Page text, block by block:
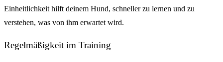
Einheitlichkeit hilft deinem Hund, schneller zu lernen und zu
verstehen, was von ihm erwartet wird.
Regelmäßigkeit im Training